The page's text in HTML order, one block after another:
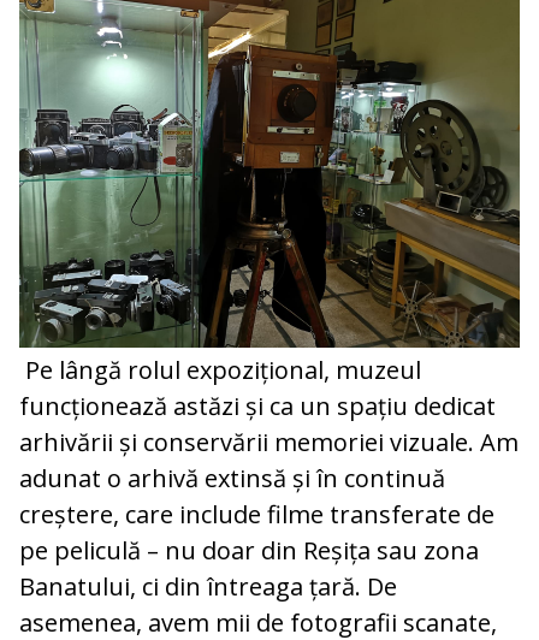
Pe lângă rolul expozițional, muzeul
funcționează astăzi și ca un spațiu dedicat
arhivării și conservării memoriei vizuale. Am
adunat o arhivă extinsă și în continuă
creștere, care include filme transferate de
pe peliculă – nu doar din Reșița sau zona
Banatului, ci din întreaga țară. De
asemenea, avem mii de fotografii scanate,